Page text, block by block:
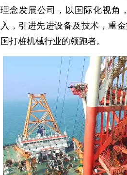
理念发展公司，以国际化视角
入，引进先进设备及技术，重
国打桩机械行业的领跑者。